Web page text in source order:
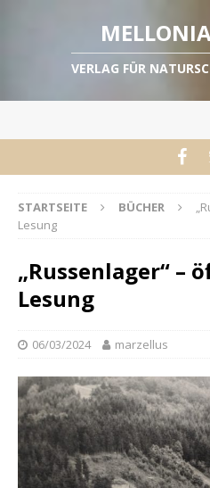
VERLAG FÜR
STARTSEITE BÜCHER
Lesung
„Russenlager“ –
Lesung
06/03/2024 marzellus